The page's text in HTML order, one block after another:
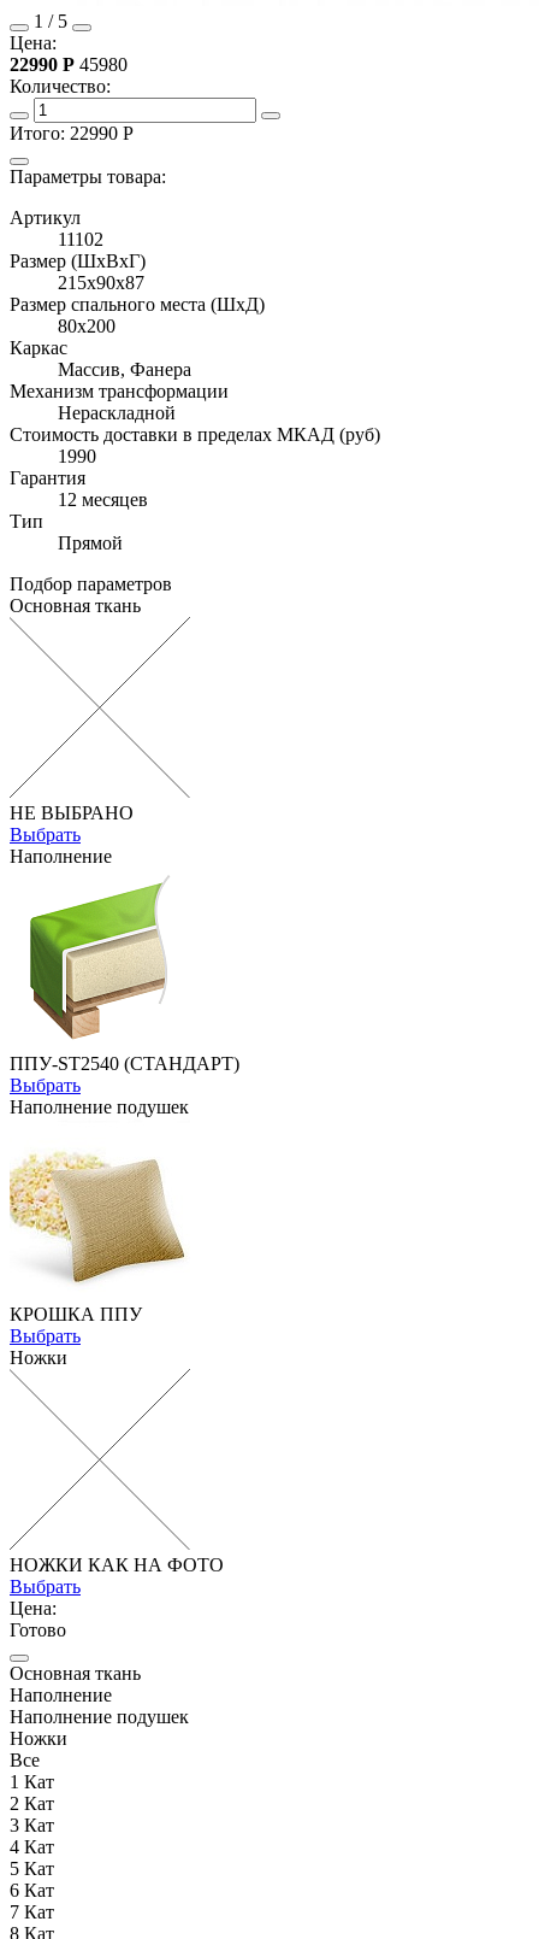
1 / 5
Цена:
22990 Р 45980
Количество:
Итого: 22990 Р
Параметры товара:
Артикул
11102
Размер (ШхВхГ)
215x90x87
Размер спального места (ШхД)
80x200
Каркас
Массив, Фанера
Механизм трансформации
Нераскладной
Стоимость доставки в пределах МКАД (руб)
1990
Гарантия
12 месяцев
Тип
Прямой
Подбор параметров
Основная ткань
НЕ ВЫБРАНО
Выбрать
Наполнение
ППУ-ST2540 (СТАНДАРТ)
Выбрать
Наполнение подушек
КРОШКА ППУ
Выбрать
Ножки
НОЖКИ КАК НА ФОТО
Выбрать
Цена:
Готово
Основная ткань
Наполнение
Наполнение подушек
Ножки
Все
1 Кат
2 Кат
3 Кат
4 Кат
5 Кат
6 Кат
7 Кат
8 Кат